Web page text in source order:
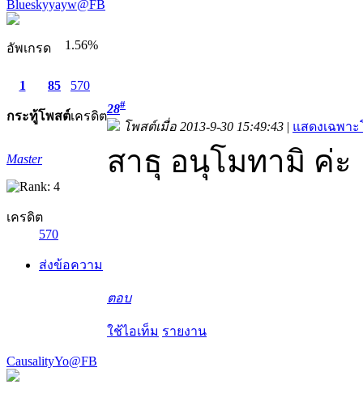
Blueskyyayw@FB
อัพเกรด 1.56%
1
กระทู้
85
โพสต์
570
เครดิต
Master
เครดิต
570
ส่งข้อความ
28#
โพสต์เมื่อ 2013-9-30 15:49:43 | แสดงเฉพา
สาธุ อนุโมทามิ ค่ะ
ตอบ
ใช้ไอเท็ม รายงาน
CausalityYo@FB